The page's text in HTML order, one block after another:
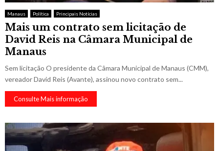
Manaus Política Principais Notícias
Mais um contrato sem licitação de
David Reis na Câmara Municipal de
Manaus
Sem licitação O presidente da Câmara Municipal de Manaus (CMM),
vereador David Reis (Avante), assinou novo contrato sem...
Consulte Mais informação